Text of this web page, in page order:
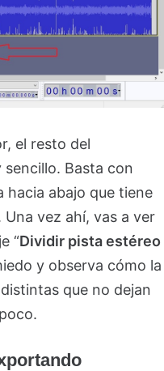
el resto del
Basta con
hacia abajo que tiene
vez ahí, vas a ver
“Dividir pista estéreo
y observa cómo la
que no dejan